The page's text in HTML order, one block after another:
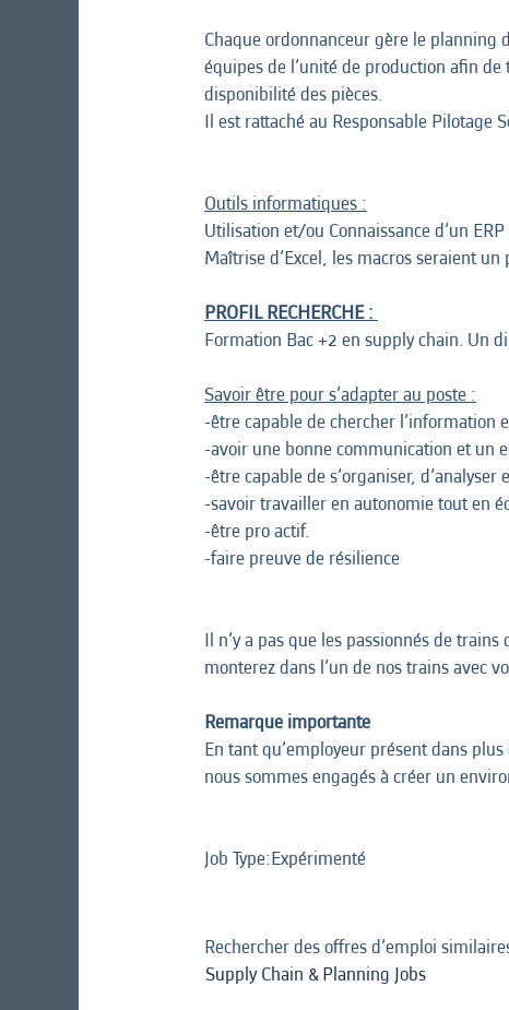
Chaque ordonnanceur gère le planning
équipes de l’unité de production afin
disponibilité des pièces.
Il est rattaché au Responsable Pilotage
Outils informatiques :
Utilisation et/ou Connaissance d’un ERP
Maîtrise d’Excel, les macros seraient un
PROFIL RECHERCHE :
Formation Bac +2 en supply chain. Un
Savoir être pour s’adapter au poste :
-être capable de chercher l’information
-avoir une bonne communication et un
-être capable de s’organiser,
-savoir travailler en autonomie tout en
-être pro actif.
-faire preuve de résilience
Il n’y a pas que les passionnés de
monterez dans l’un de nos trains avec
Remarque importante
En tant qu’employeur présent dans
nous sommes engagés à créer un
Job Type:​Expérimenté
Rechercher des offres d’emploi
Supply Chain & Planning Jobs